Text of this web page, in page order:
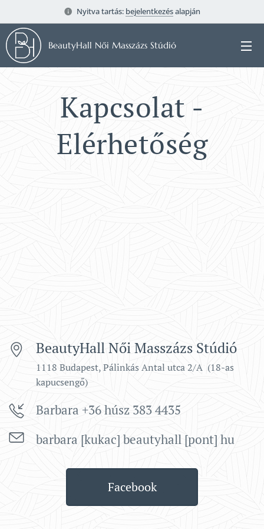
Nyitva tartás: bejelentkezésalapján
BeautyHall Női Masszázs Stúdió
Kapcsolat -
Elérhetőség
BeautyHall Női Masszázs Stúdió
1118 Budapest, Pálinkás Antal utca 2/A (18-as
kapucsengő)
Barbara +36 húsz 383 4435
barbara [kukac] beautyhall [pont] hu
Facebook